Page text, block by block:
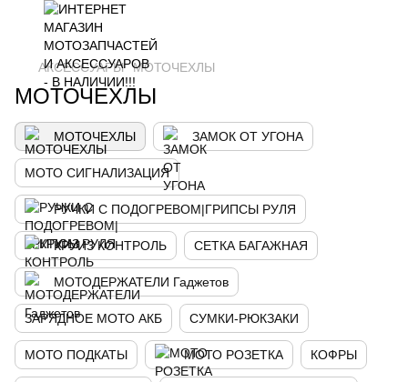
АКСЕССУАРЫ МОТОЧЕХЛЫ
МОТОЧЕХЛЫ
МОТОЧЕХЛЫ ЗАМОК ОТ УГОНА
МОТО СИГНАЛИЗАЦИЯ
РУЧКИ С ПОДОГРЕВОМ|ГРИПСЫ РУЛЯ
КРУИЗ КОНТРОЛЬ СЕТКА БАГАЖНАЯ
МОТОДЕРЖАТЕЛИ Гаджетов
ЗАРЯДНОЕ МОТО АКБ СУМКИ-РЮКЗАКИ
МОТО ПОДКАТЫ МОТО РОЗЕТКА КОФРЫ